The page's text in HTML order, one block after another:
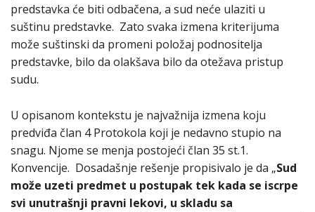
predstavka će biti odbačena, a sud neće ulaziti u
suštinu predstavke. Zato svaka izmena kriterijuma
može suštinski da promeni položaj podnositelja
predstavke, bilo da olakšava bilo da otežava pristup
sudu.
U opisanom kontekstu je najvažnija izmena koju
predviđa član 4 Protokola koji je nedavno stupio na
snagu. Njome se menja postojeći član 35 st.1.
Konvencije­. Dosadašnje rešenje propisivalo je da „Sud
može uzeti predmet u postupak tek kada se iscrpe
svi unutrašnji pravni lekovi, u skladu sa